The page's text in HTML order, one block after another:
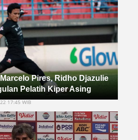
Pires, Ridho Djazulie
Pelatih Kiper Asing
17:45 WIB